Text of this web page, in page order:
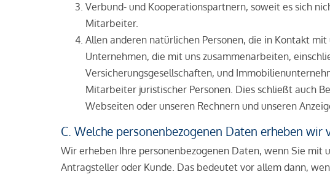
Verbund- und Kooperationspartnern, soweit es sich
Mitarbeiter.
Allen anderen natürlichen Personen, die in Kontakt
Unternehmen, die mit uns zusammenarbeiten,
Versicherungsgesellschaften, und
Mitarbeiter juristischer Personen. Dies schließt auch
Webseiten oder unseren Rechnern und unseren
C. Welche personenbezogenen Daten erheben wir
Wir erheben Ihre personenbezogenen Daten, wenn Sie mit
Antragsteller oder Kunde. Das bedeutet vor allem dann,